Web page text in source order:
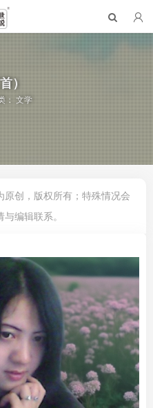
）
：文学
原创，版权所有；特殊情况会
编辑联系。